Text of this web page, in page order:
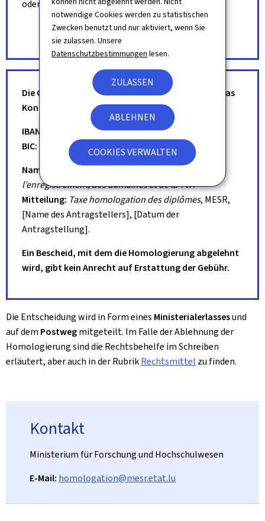
notwendige Cookies werden zu statistischen
Zwecken benutzt und nur aktiviert, wenn Sie
sie zulassen. Unsere
Datenschutzbestimmungen lesen.
ZULASSEN
ABLEHNEN
COOKIES VERWALTEN
oder per E-Mail an:
homologation@mesr.etat.lu
Die Gebühr von 125 EUR ist per Überweisung auf das
Konto zu zahlen:
IBAN:
LU36 0019 5955 4436 2000
BIC: BCEELULL
Name des Begünstigten:Administration de
l’enregistrement, des domaines et de la TVA
Mitteilung: Taxe homologation des diplômes, MESR,
[Name des Antragstellers], [Datum der
Antragstellung].
Ein Bescheid, mit dem die Homologierung abgelehnt
wird, gibt kein Anrecht auf Erstattung der Gebühr.
Die Entscheidung wird in Form eines Ministerialerlassesund
auf dem Postwegmitgeteilt. Im Falle der Ablehnung der
Homologierung sind die Rechtsbehelfe im Schreiben
erläutert, aber auch in der RubrikRechtsmittel zu finden.
Kontakt
Ministerium für Forschung und Hochschulwesen
E-Mail: homologation@mesr.etat.lu